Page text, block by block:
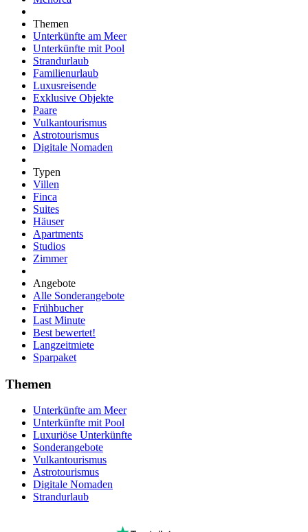
Themen
Unterkünfte am Meer
Unterkünfte mit Pool
Strandurlaub
Familienurlaub
Luxusreisende
Exklusive Objekte
Paare
Vulkantourismus
Astrotourismus
Digitale Nomaden
Typen
Villen
Finca
Suites
Häuser
Apartments
Studios
Zimmer
Angebote
Alle Sonderangebote
Frühbucher
Last Minute
Best bewertet!
Langzeitmiete
Sparpaket
Themen
Unterkünfte am Meer
Unterkünfte mit Pool
Luxuriöse Unterkünfte
Sonderangebote
Vulkantourismus
Astrotourismus
Digitale Nomaden
Strandurlaub